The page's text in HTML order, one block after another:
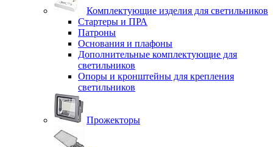
Комплектующие изделия для светильников
Стартеры и ПРА
Патроны
Основания и плафоны
Дополнительные комплектующие для
светильников
Опоры и кронштейны для крепления
светильников
Прожекторы